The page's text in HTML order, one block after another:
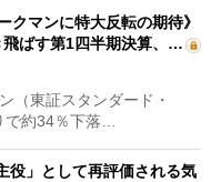
クマンに特大反転の期待》
ばす第1四半期決算、…
（東証スタンダード・
で約34％下落…
役」として再評価される気